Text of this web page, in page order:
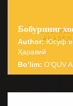
Бобурнинг
Author:Юсуф
Ҳаравий
Bo‘lim: O'QUV
☆
☆
☆
☆
☆